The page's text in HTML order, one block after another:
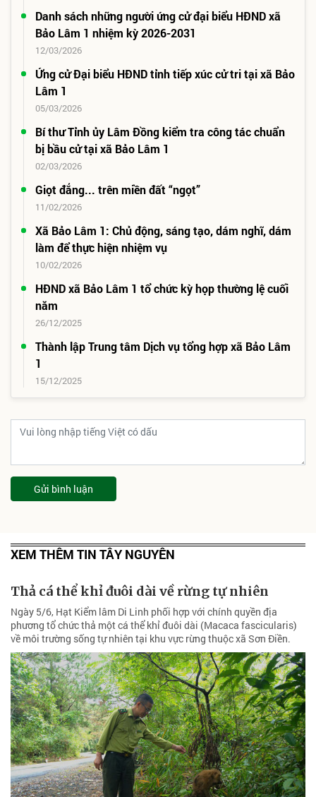
Danh sách những người ứng cử đại biểu HĐND xã
Bảo Lâm 1 nhiệm kỳ 2026-2031
12/03/2026
Ứng cử Đại biểu HĐND tỉnh tiếp xúc cử tri tại xã Bảo
Lâm 1
05/03/2026
Bí thư Tỉnh ủy Lâm Đồng kiểm tra công tác chuẩn
bị bầu cử tại xã Bảo Lâm 1
02/03/2026
Giọt đắng... trên miền đất “ngọt”
11/02/2026
Xã Bảo Lâm 1: Chủ động, sáng tạo, dám nghĩ, dám
làm để thực hiện nhiệm vụ
10/02/2026
HĐND xã Bảo Lâm 1 tổ chức kỳ họp thường lệ cuối
năm
26/12/2025
Thành lập Trung tâm Dịch vụ tổng hợp xã Bảo Lâm
1
15/12/2025
Gửi bình luận
XEM THÊM TIN TÂY NGUYÊN
Thả cá thể khỉ đuôi dài về rừng tự nhiên
Ngày 5/6, Hạt Kiểm lâm Di Linh phối hợp với chính quyền địa
phương tổ chức thả một cá thể khỉ đuôi dài (Macaca fascicularis)
về môi trường sống tự nhiên tại khu vực rừng thuộc xã Sơn Điền.